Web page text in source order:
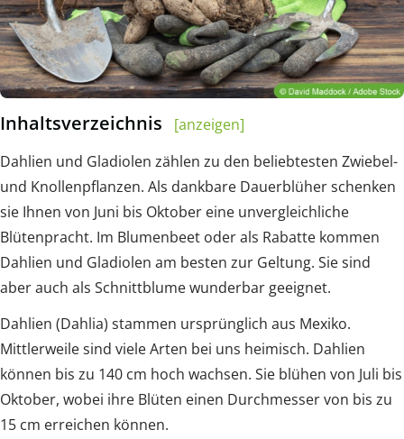
Inhaltsverzeichnis
[anzeigen]
Dahlien und Gladiolen zählen zu den beliebtesten Zwiebel-
und Knollenpflanzen. Als dankbare Dauerblüher schenken
sie Ihnen von Juni bis Oktober eine unvergleichliche
Blütenpracht. Im Blumenbeet oder als Rabatte kommen
Dahlien und Gladiolen am besten zur Geltung. Sie sind
aber auch als Schnittblume wunderbar geeignet.
Dahlien (Dahlia) stammen ursprünglich aus Mexiko.
Mittlerweile sind viele Arten bei uns heimisch. Dahlien
können bis zu 140 cm hoch wachsen. Sie blühen von Juli bis
Oktober, wobei ihre Blüten einen Durchmesser von bis zu
15 cm erreichen können.